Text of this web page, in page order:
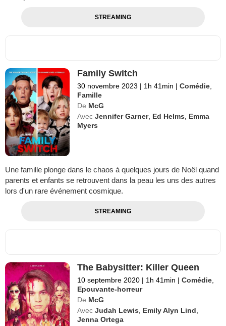
STREAMING
Family Switch
30 novembre 2023 | 1h 41min | Comédie
Famille
De McG
Avec Jennifer Garner, Ed Helms
Emma
Myers
Une famille plonge dans le chaos à quelques jours de Noël quand
parents et enfants se retrouvent dans la peau les uns des autres
lors d'un rare événement cosmique.
STREAMING
The Babysitter: Killer Queen
10 septembre 2020 | 1h 41min | Comédie
Epouvante-horreur
De McG
Avec Judah Lewis Emily Alyn Lind
Jenna Ortega